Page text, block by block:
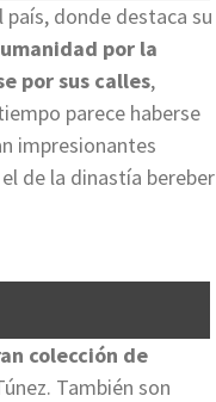
donde destaca su
por la
por sus calles,
parece haberse
impresionantes
de la dinastía bereber
colección de
También son